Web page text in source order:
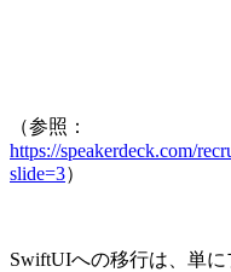
（参照：
https://speakerdeck.com/
slide=3）
SwiftUIへの移行は、単